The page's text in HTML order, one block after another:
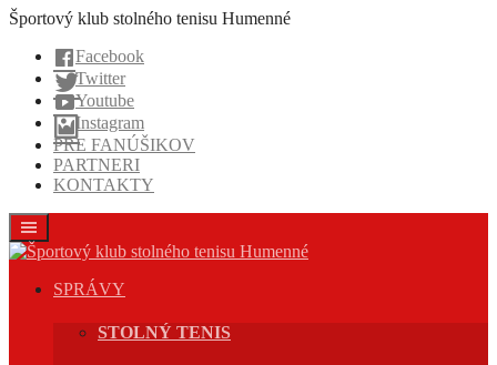
Prejsť
obsah
Športový klub stolného tenisu Humenné
Facebook
Twitter
Youtube
Instagram
PRE FANÚŠIKOV
PARTNERI
KONTAKTY
SPRÁVY
STOLNÝ TENIS